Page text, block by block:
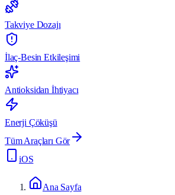
Takviye Dozajı
İlaç-Besin Etkileşimi
Antioksidan İhtiyacı
Enerji Çöküşü
Tüm Araçları Gör
iOS
Ana Sayfa